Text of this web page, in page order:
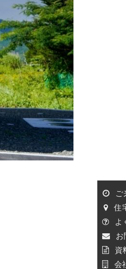
ご
住
よ
お
資
会